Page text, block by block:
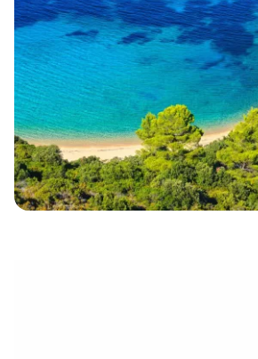
Poursuivre avec le
électronique